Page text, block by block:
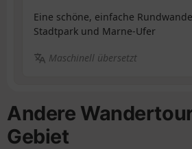
Eine schöne, einfache
Stadtpark und Marne-Ufer
Maschinell übersetzt
Andere
Gebiet